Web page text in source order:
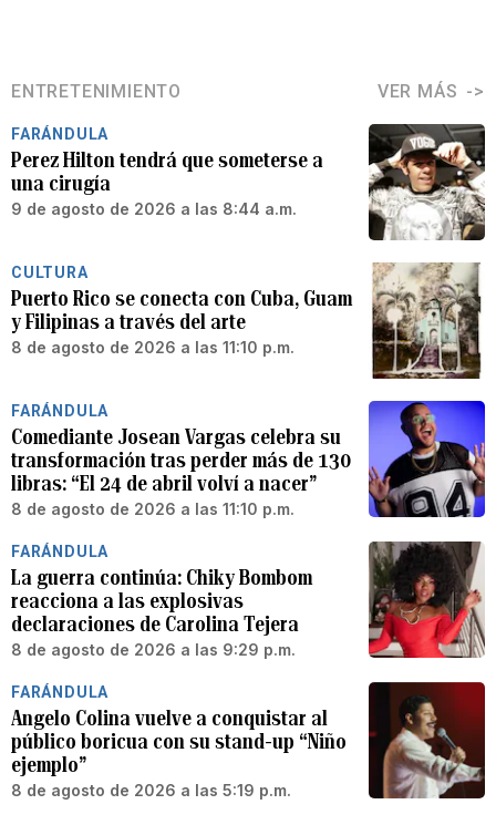
ENTRETENIMIENTO VER MÁS
FARÁNDULA
Perez Hilton tendrá que someterse a
una cirugía
9 de agosto de 2026 a las 8:44 a.m.
CULTURA
Puerto Rico se conecta con Cuba, Guam
y Filipinas a través del arte
8 de agosto de 2026 a las 11:10 p.m.
FARÁNDULA
Comediante Josean Vargas celebra su
transformación tras perder más de 130
libras: “El 24 de abril volví a nacer”
8 de agosto de 2026 a las 11:10 p.m.
FARÁNDULA
La guerra continúa: Chiky Bombom
reacciona a las explosivas
declaraciones de Carolina Tejera
8 de agosto de 2026 a las 9:29 p.m.
FARÁNDULA
Angelo Colina vuelve a conquistar al
público boricua con su stand-up “Niño
ejemplo”
8 de agosto de 2026 a las 5:19 p.m.